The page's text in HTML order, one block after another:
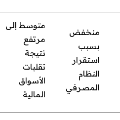
منخفض
بسبب
استقرار
النظام
المصرفي
متوسط إلى
مرتفع
نتيجة
تقلبات
الأسواق
المالية